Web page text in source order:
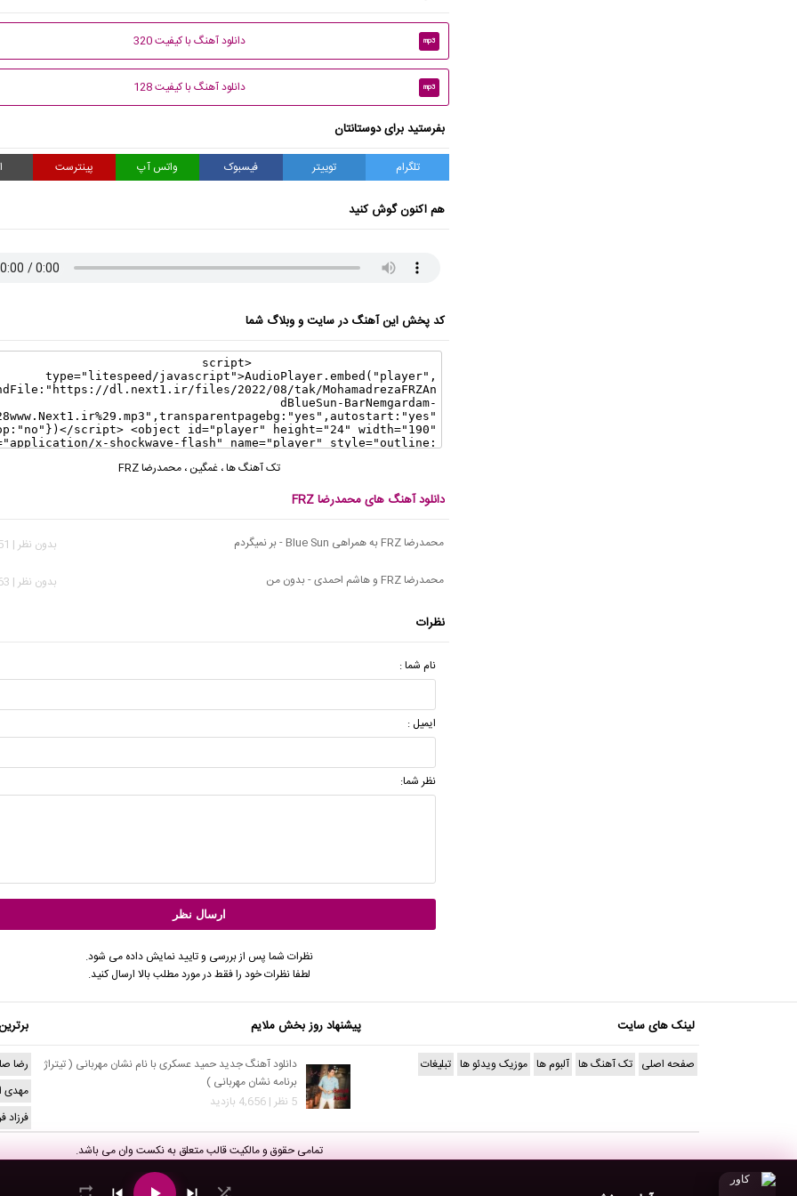
mp3 دانلود آهنگ با کیفیت 320
mp3 دانلود آهنگ با کیفیت 128
بفرستید برای دوستانتان
تلگرام توییتر فیسبوک واتس آپ پینترست
هم اکنون گوش کنید
کد پخش این آهنگ در سایت و وبلاگ شما
تک آهنگ ها، غمگین ، محمدرضا FRZ
دانلود آهنگ های محمدرضا FRZ
محمدرضا FRZ به همراهی Blue Sun - بر نمیگردم
بدون نظر | 2,151 بازدید
محمدرضا FRZ و هاشم احمدی - بدون من
بدون نظر | 1,563 بازدید
نظرات
نام شما :
ایمیل :
نظر شما:
نظرات شما پس از بررسی و تایید نمایش داده می شود.
لطفا نظرات خود را فقط در مورد مطلب بالا ارسال کنید.
لینک های سایت
صفحه اصلی تک آهنگ ها آلبوم ها موزیک ویدئو ها تبلیغات
پیشنهاد روز بخش ملایم
دانلود آهنگ جدید حمید عسکری با نام نشان مهربانی ( تیتراژ
برنامه نشان مهربانی )
5 نظر | 4,656 بازدید
رضا
مهدی
فرزاد
تمامی حقوق و مالکیت قالب متعلق بهنکست وانمی باشد.